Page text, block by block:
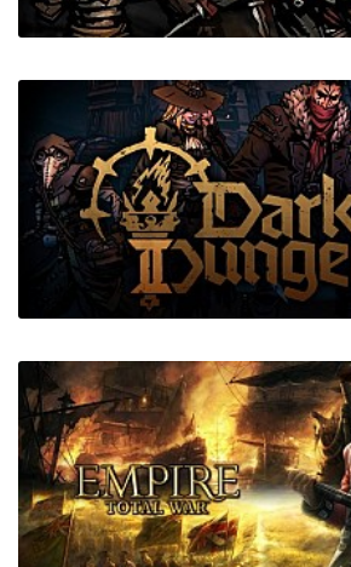
Darkest Dungeon
Darkest Dungeon II